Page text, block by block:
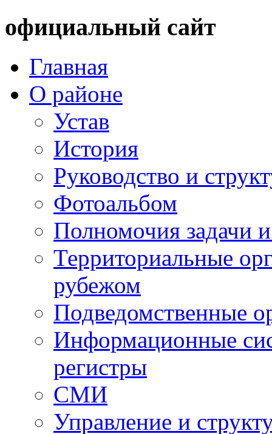
официальный сайт
Главная
О районе
Устав
История
Руководство и
Фотоальбом
Полномочия задачи
Территориальные
рубежом
Подведомственные
Информационные
регистры
СМИ
Управление и